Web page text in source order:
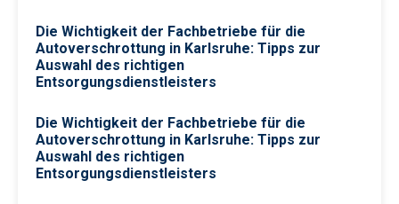
Die Wichtigkeit der Fachbetriebe für die
Autoverschrottung in Karlsruhe: Tipps zur
Auswahl des richtigen
Entsorgungsdienstleisters
Die Wichtigkeit der Fachbetriebe für die
Autoverschrottung in Karlsruhe: Tipps zur
Auswahl des richtigen
Entsorgungsdienstleisters